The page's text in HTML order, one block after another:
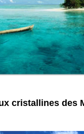
cristallines des